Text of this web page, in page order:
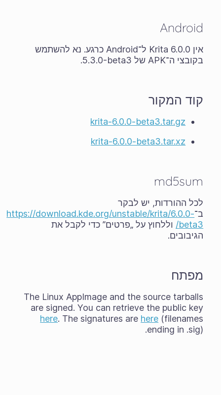
Android
אין Krita 6.0.0 ל־Android כרגע. נא להשתמש
בקובצי ה־APK של ‎5.3.0-beta3.
קוד המקור
krita-6.0.0-beta3.tar.gz
krita-6.0.0-beta3.tar.xz
md5sum
לכל ההורדות, יש לבקר
ב־https://download.kde.org/unstable/krita/6.0.0-
beta3/
וללחוץ על „פרטים” כדי לקבל את
הגיבובים.
מפתח
The Linux AppImage and the source tarballs
are signed. You can retrieve the public key
here. The signatures are here (filenames
ending in .sig).